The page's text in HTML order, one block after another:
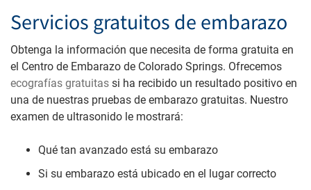
Servicios gratuitos de embarazo
Obtenga la información que necesita de forma gratuita en
el Centro de Embarazo de Colorado Springs. Ofrecemos
ecografías gratuitas si ha recibido un resultado positivo en
una de nuestras pruebas de embarazo gratuitas. Nuestro
examen de ultrasonido le mostrará:
Qué tan avanzado está su embarazo
Si su embarazo está ubicado en el lugar correcto